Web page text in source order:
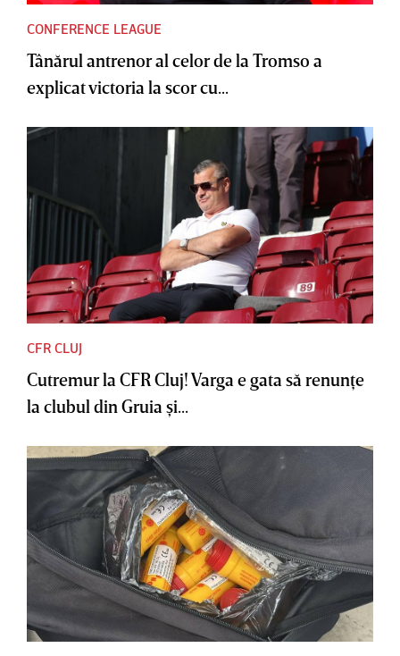
CONFERENCE LEAGUE
Tânărul antrenor al celor de la Tromso a
explicat victoria la scor cu...
CFR CLUJ
Cutremur la CFR Cluj! Varga e gata să renunţe
la clubul din Gruia şi...